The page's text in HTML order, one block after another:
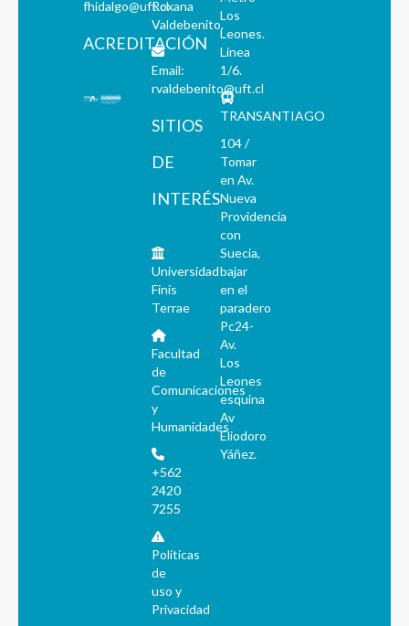
fhidalgo@uft.cl
ACREDITACIÓN
Roxana
Valdebenito.
Email:
rvaldebenito@uft.cl
SITIOS
DE
INTERÉS
Universidad
Finis
Terrae
Facultad
de
Comunicaciones
y
Humanidades
+562
2420
7255
Políticas
de
uso y
Privacidad
Los
Leones.
Línea
1/6.
TRANSANTIAGO
104 /
Tomar
en Av.
Nueva
Providencia
con
Suecia,
bajar
en el
paradero
Pc24-
Av.
Los
Leones
esquina
Av
Eliodoro
Yáñez.